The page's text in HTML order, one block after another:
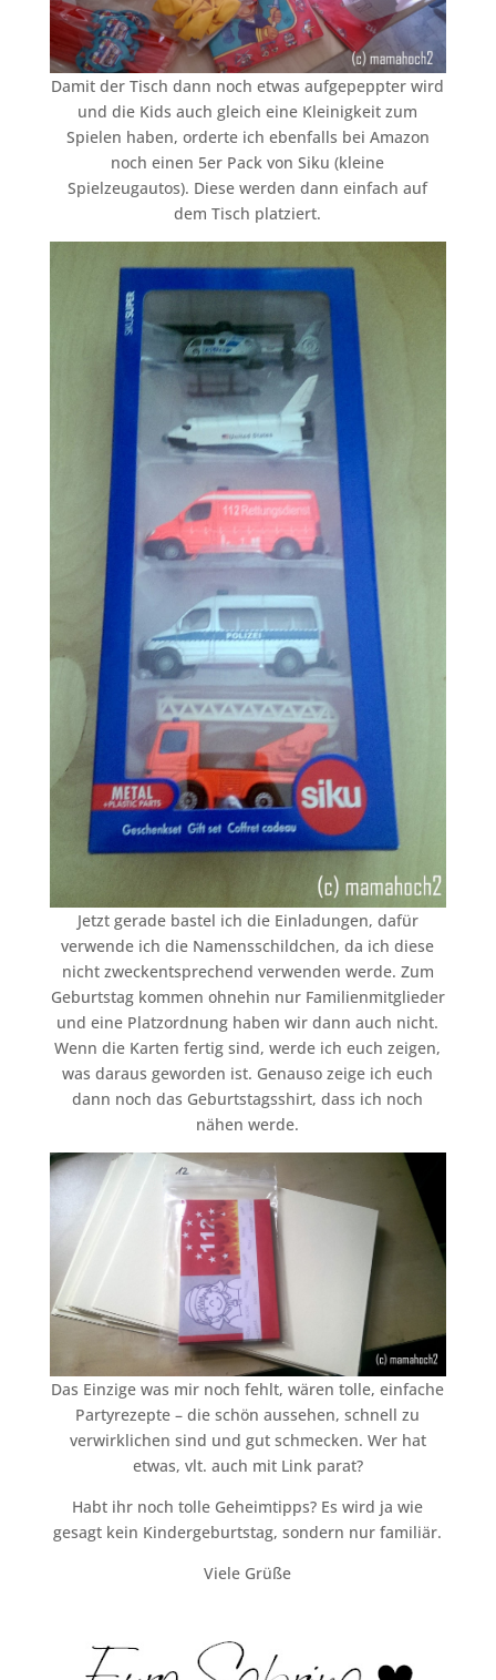
Damit der Tisch dann noch etwas aufgepeppter wird
und die Kids auch gleich eine Kleinigkeit zum
Spielen haben, orderte ich ebenfalls bei Amazon
noch einen 5er Pack von Siku (kleine
Spielzeugautos). Diese werden dann einfach auf
dem Tisch platziert.
Jetzt gerade bastel ich die Einladungen, dafür
verwende ich die Namensschildchen, da ich diese
nicht zweckentsprechend verwenden werde. Zum
Geburtstag kommen ohnehin nur Familienmitglieder
und eine Platzordnung haben wir dann auch nicht.
Wenn die Karten fertig sind, werde ich euch zeigen,
was daraus geworden ist. Genauso zeige ich euch
dann noch das Geburtstagsshirt, dass ich noch
nähen werde.
Das Einzige was mir noch fehlt, wären tolle, einfache
Partyrezepte – die schön aussehen, schnell zu
verwirklichen sind und gut schmecken. Wer hat
etwas, vlt. auch mit Link parat?
Habt ihr noch tolle Geheimtipps? Es wird ja wie
gesagt kein Kindergeburtstag, sondern nur familiär.
Viele Grüße